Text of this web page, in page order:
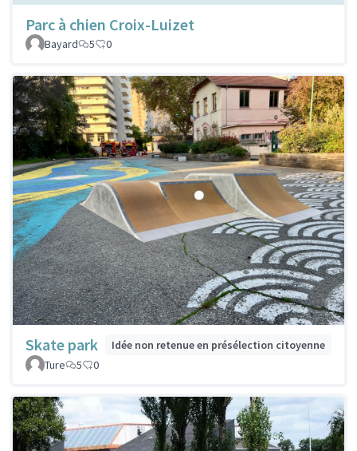
Parc à chien Croix-Luizet
Bayard 5 0
Skate park
Idée non retenue en présélection citoyenne
Ture
5 0